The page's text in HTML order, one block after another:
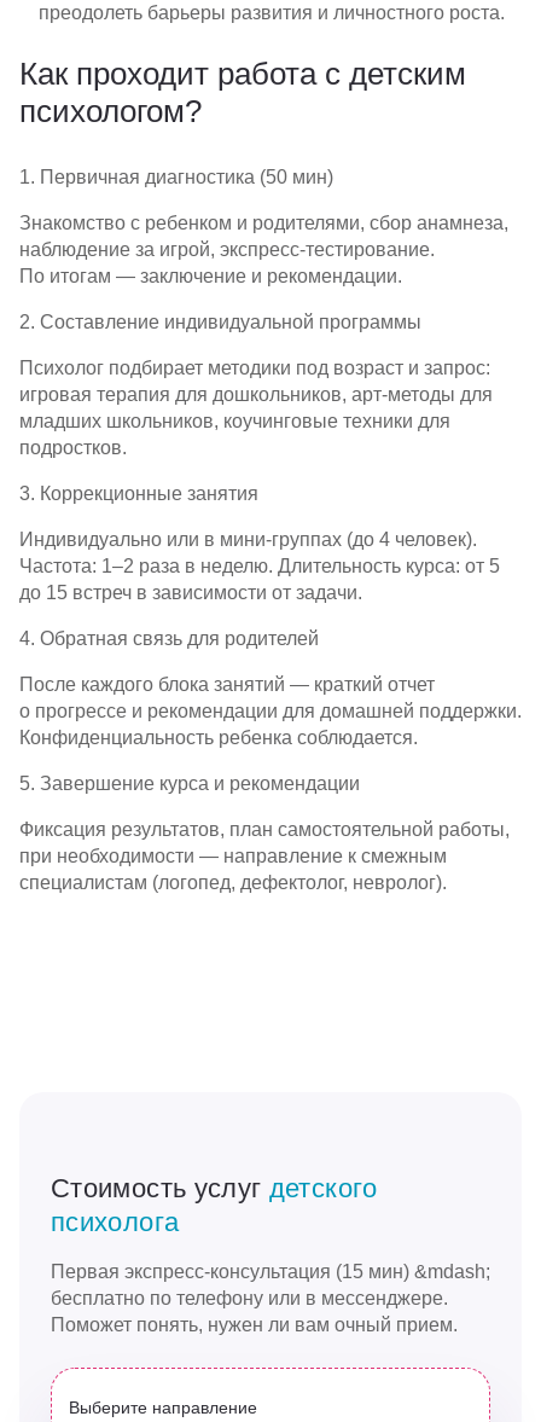
преодолеть барьеры развития и личностного роста.
Как проходит работа с детским
психологом?
1. Первичная диагностика (50 мин)
Знакомство с ребенком и родителями, сбор анамнеза,
наблюдение за игрой, экспресс-тестирование.
По итогам — заключение и рекомендации.
2. Составление индивидуальной программы
Психолог подбирает методики под возраст и запрос:
игровая терапия для дошкольников, арт-методы для
младших школьников, коучинговые техники для
подростков.
3. Коррекционные занятия
Индивидуально или в мини-группах (до 4 человек).
Частота: 1–2 раза в неделю. Длительность курса: от 5
до 15 встреч в зависимости от задачи.
4. Обратная связь для родителей
После каждого блока занятий — краткий отчет
о прогрессе и рекомендации для домашней поддержки.
Конфиденциальность ребенка соблюдается.
5. Завершение курса и рекомендации
Фиксация результатов, план самостоятельной работы,
при необходимости — направление к смежным
специалистам (логопед, дефектолог, невролог).
Стоимость услуг детского
психолога
Первая экспресс-консультация (15 мин) &mdash;
бесплатно по телефону или в мессенджере.
Поможет понять, нужен ли вам очный прием.
Выберите направление